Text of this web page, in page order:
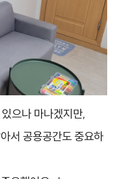
으나 마나겠지만,
서 공용공간도 중요하